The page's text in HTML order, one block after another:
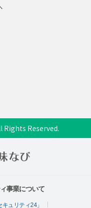
Rights Reserved.